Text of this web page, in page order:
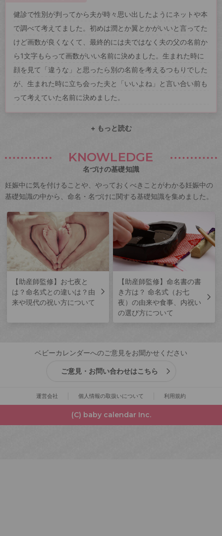
健診で性別が判ってから夫が時々思い出したようにネットや本
で調べて考えてました。初めは潤とか翼とかがいいと言ってた
けど画数が良くなくて、最終的には夫ではなく夫の父の名前か
ら1文字もらって画数がいい名前に決めました。生まれた時に
顔を見て「違うな」と思ったら別の名前を考えるつもりでした
が、生まれた時に立ち会った夫と「いいよね」と言い合い前も
って考えていた名前に決めました。
+ もっと読む
KNOWLEDGE
名づけの基礎知識
妊娠中に気を付けることや、やっておくべきことがわかる妊娠中の
基礎知識の中から、命名・名づけに関する基礎知識を集めました。
【助産師監修】お七夜と
は？命名式との違いは？由
来や現代の祝い方について
【助産師監修】命名書の書
き方は？ 命名式（お七
夜）の由来や食事、内祝い
の選び方について
ベビーカレンダーへのご意見をお聞かせください
ご意見・お問い合わせはこちら
運営会社 個人情報の取扱いについて 利用規約
(C) baby calendar Inc.